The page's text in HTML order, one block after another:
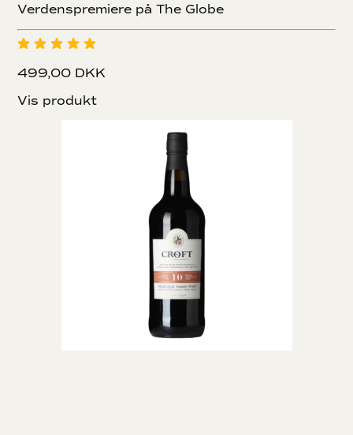
Verdenspremiere på The Globe
499,00 DKK
Vis produkt